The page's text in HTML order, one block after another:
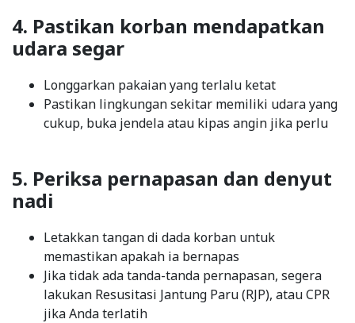
4. Pastikan korban mendapatkan
udara segar
Longgarkan pakaian yang terlalu ketat
Pastikan lingkungan sekitar memiliki udara yang
cukup, buka jendela atau kipas angin jika perlu
5. Periksa pernapasan dan denyut
nadi
Letakkan tangan di dada korban untuk
memastikan apakah ia bernapas
Jika tidak ada tanda-tanda pernapasan, segera
lakukan Resusitasi Jantung Paru (RJP), atau CPR
jika Anda terlatih